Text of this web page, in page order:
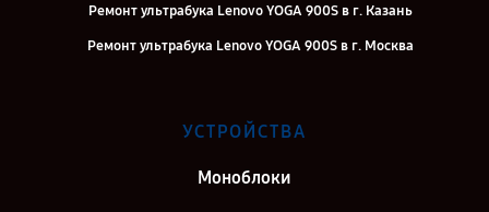
Ремонт ультрабука Lenovo YOGA 900S в г. Казань
Ремонт ультрабука Lenovo YOGA 900S в г. Москва
УСТРОЙСТВА
Моноблоки